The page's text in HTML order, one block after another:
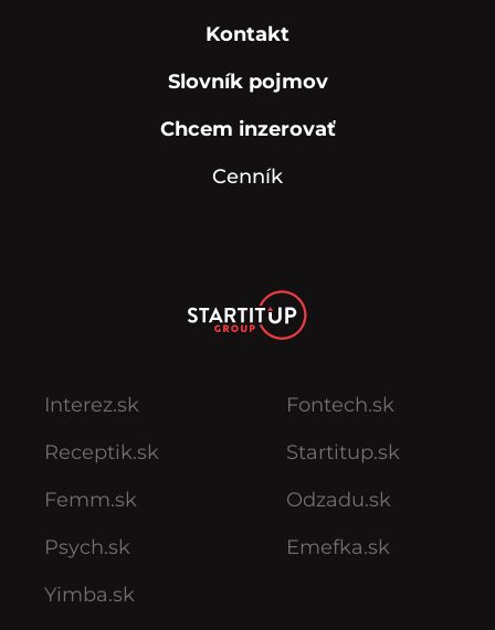
Kontakt
Slovník pojmov
Chcem inzerovať
Cenník
Interez.sk
Receptik.sk
Femm.sk
Psych.sk
Yimba.sk
Fontech.sk
Startitup.sk
Odzadu.sk
Emefka.sk